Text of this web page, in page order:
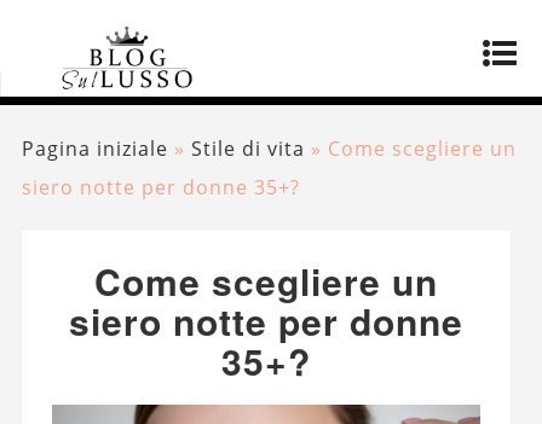
Pagina iniziale » Stile di vita » Come scegliere un
siero notte per donne 35+?
Come scegliere un
siero notte per donne
35+?